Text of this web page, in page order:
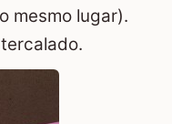
mesmo lugar).